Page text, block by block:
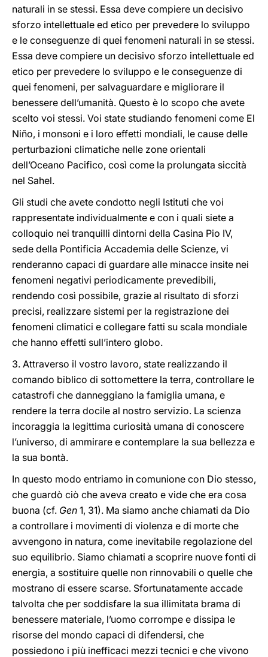
naturali in se stessi. Essa deve compiere un decisivo
sforzo intellettuale ed etico per prevedere lo sviluppo
e le conseguenze di quei fenomeni naturali in se stessi.
Essa deve compiere un decisivo sforzo intellettuale ed
etico per prevedere lo sviluppo e le conseguenze di
quei fenomeni, per salvaguardare e migliorare il
benessere dell’umanità. Questo è lo scopo che avete
scelto voi stessi. Voi state studiando fenomeni come El
Niño, i monsoni e i loro effetti mondiali, le cause delle
perturbazioni climatiche nelle zone orientali
dell’Oceano Pacifico, così come la prolungata siccità
nel Sahel.
Gli studi che avete condotto negli Istituti che voi
rappresentate individualmente e con i quali siete a
colloquio nei tranquilli dintorni della Casina Pio IV,
sede della Pontificia Accademia delle Scienze, vi
renderanno capaci di guardare alle minacce insite nei
fenomeni negativi periodicamente prevedibili,
rendendo così possibile, grazie al risultato di sforzi
precisi, realizzare sistemi per la registrazione dei
fenomeni climatici e collegare fatti su scala mondiale
che hanno effetti sull’intero globo.
3. Attraverso il vostro lavoro, state realizzando il
comando biblico di sottomettere la terra, controllare le
catastrofi che danneggiano la famiglia umana, e
rendere la terra docile al nostro servizio. La scienza
incoraggia la legittima curiosità umana di conoscere
l’universo, di ammirare e contemplare la sua bellezza e
la sua bontà.
In questo modo entriamo in comunione con Dio stesso,
che guardò ciò che aveva creato e vide che era cosa
buona (cf. Gen 1, 31). Ma siamo anche chiamati da Dio
a controllare i movimenti di violenza e di morte che
avvengono in natura, come inevitabile regolazione del
suo equilibrio. Siamo chiamati a scoprire nuove fonti di
energia, a sostituire quelle non rinnovabili o quelle che
mostrano di essere scarse. Sfortunatamente accade
talvolta che per soddisfare la sua illimitata brama di
benessere materiale, l’uomo corrompe e dissipa le
risorse del mondo capaci di difendersi, che
possiedono i più inefficaci mezzi tecnici e che vivono